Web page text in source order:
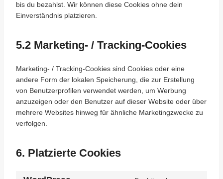
bis du bezahlst. Wir können diese Cookies ohne dein
Einverständnis platzieren.
5.2 Marketing- / Tracking-Cookies
Marketing- / Tracking-Cookies sind Cookies oder eine
andere Form der lokalen Speicherung, die zur Erstellung
von Benutzerprofilen verwendet werden, um Werbung
anzuzeigen oder den Benutzer auf dieser Website oder über
mehrere Websites hinweg für ähnliche Marketingzwecke zu
verfolgen.
6. Platzierte Cookies